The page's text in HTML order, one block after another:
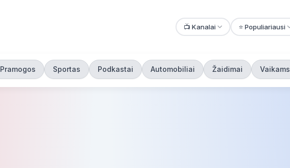
📺 Kanalai ⭐ Populiariausi
Pramogos Sportas Podkastai Automobiliai Žaidimai Vaikams